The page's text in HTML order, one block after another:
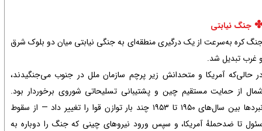
جنگ نیابتی
کره به‌سرعت از یک درگیری منطقه‌ای به جنگی نیابتی میان دو بلوک شرق
غرب تبدیل شد.
حالی‌که آمریکا و متحدانش زیر پرچم سازمان ملل در جنوب می‌جنگیدند،
از حمایت مستقیم چین و پشتیبانی تسلیحاتی شوروی برخوردار بود.
نبردها بین سال‌های ۱۹۵۰ تا ۱۹۵۳ چند بار توازن قوا را تغییر داد — از سقوط
تا ضدحملهٔ آمریکا، و سپس ورود نیروهای چینی که جنگ را دوباره به